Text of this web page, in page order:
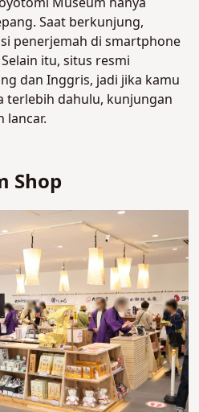
Saat berkunjung,
penerjemah di smartphone
itu, situs resmi
dan Inggris, jadi jika kamu
terlebih dahulu, kunjungan
lancar.
Shop